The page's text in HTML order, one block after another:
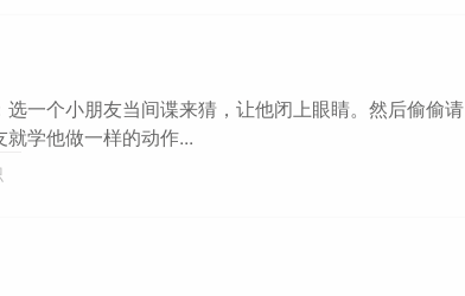
一个小朋友当间谍来猜，让他闭上眼睛。然后偷偷请
学他做一样的动作...